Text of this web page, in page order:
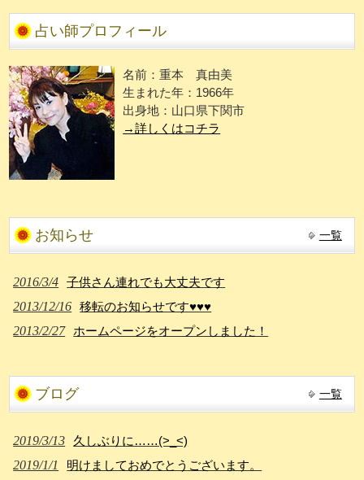
占い師プロフィール
名前：重本 真由美
生まれた年：1966年
出身地：山口県下関市
→詳しくはコチラ
お知らせ 一覧
2016/3/4 子供さん連れでも大丈夫です
2013/12/16 移転のお知らせです♥♥♥
2013/2/27 ホームページをオープンしました！
ブログ 一覧
2019/3/13 久しぶりに……(>_<)
2019/1/1 明けましておめでとうございます。